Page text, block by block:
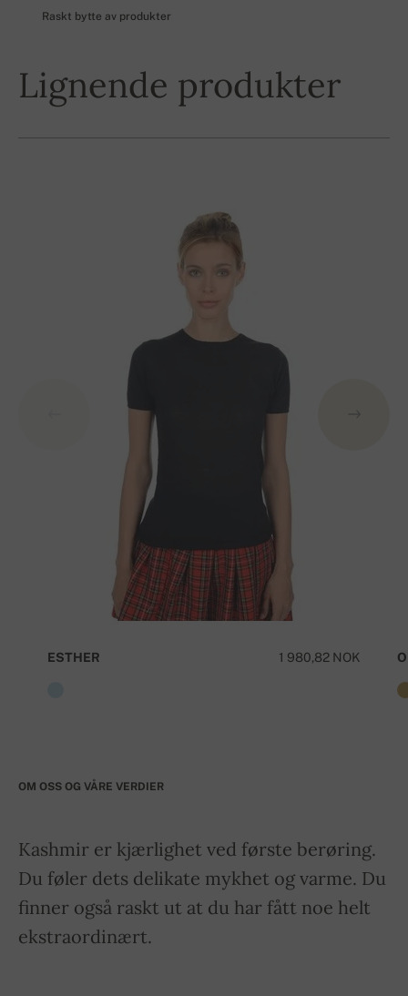
Raskt bytte av produkter
Lignende produkter
1 980,82 NOK
ESTHER
OM OSS OG VÅRE VERDIER
Kashmir er kjærlighet ved første berøring.
Du føler dets delikate mykhet og varme. Du
finner også raskt ut at du har fått noe helt
ekstraordinært.